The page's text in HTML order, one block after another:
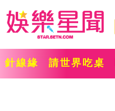
針線緣 請世界吃桌